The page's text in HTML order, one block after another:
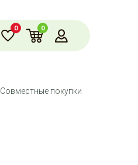
0 0
Совместные покупки